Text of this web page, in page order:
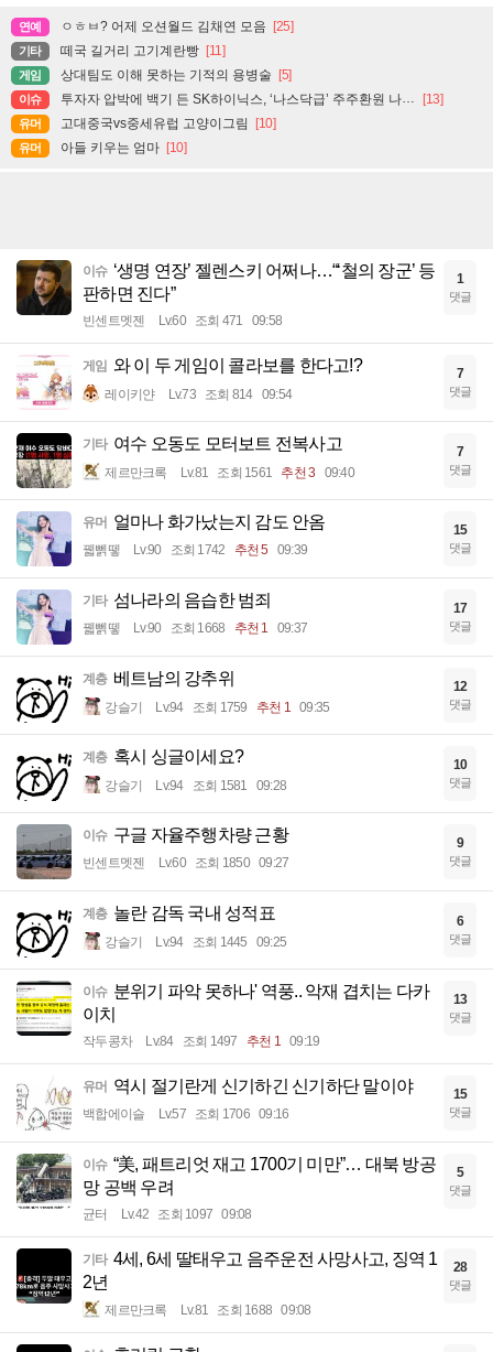
연예 ㅇㅎㅂ? 어제 오션월드 김채연 모음 [25]
기타 떼국 길거리 고기계란빵 [11]
게임 상대팀도 이해 못하는 기적의 용병술 [5]
이슈 투자자 압박에 백기 든 SK하이닉스, ‘나스닥급’ 주주환원 나설까 [13]
유머 고대중국vs중세유럽 고양이그림 [10]
유머 아들 키우는 엄마 [10]
이슈 ‘생명 연장’ 젤렌스키 어쩌나…“‘철의 장군’ 등
판하면 진다”
빈센트멧젠 Lv.60 조회 471 09:58
1
댓글
게임 와 이 두 게임이 콜라보를 한다고!?
레이키얀 Lv.73 조회 814 09:54
7
댓글
기타 여수 오동도 모터보트 전복사고
제르만크록 Lv.81 조회 1561 추천 3 09:40
7
댓글
유머 얼마나 화가났는지 감도 안옴
꿻뻵뗗 Lv.90 조회 1742 추천 5 09:39
15
댓글
기타 섬나라의 음습한 범죄
꿻뻵뗗 Lv.90 조회 1668 추천 1 09:37
17
댓글
계층 베트남의 강추위
강슬기 Lv.94 조회 1759 추천 1 09:35
12
댓글
계층 혹시 싱글이세요?
강슬기 Lv.94 조회 1581 09:28
10
댓글
이슈 구글 자율주행차량 근황
빈센트멧젠 Lv.60 조회 1850 09:27
9
댓글
계층 놀란 감독 국내 성적표
강슬기 Lv.94 조회 1445 09:25
6
댓글
이슈 분위기 파악 못하나' 역풍.. 악재 겹치는 다카
이치
작두콩차 Lv.84 조회 1497 추천 1 09:19
13
댓글
유머 역시 절기란게 신기하긴 신기하단 말이야
백합에이슬 Lv.57 조회 1706 09:16
15
댓글
이슈 “美, 패트리엇 재고 1700기 미만”… 대북 방공
망 공백 우려
균터 Lv.42 조회 1097 09:08
5
댓글
기타 4세, 6세 딸태우고 음주운전 사망사고, 징역 1
2년
제르만크록 Lv.81 조회 1688 09:08
28
댓글